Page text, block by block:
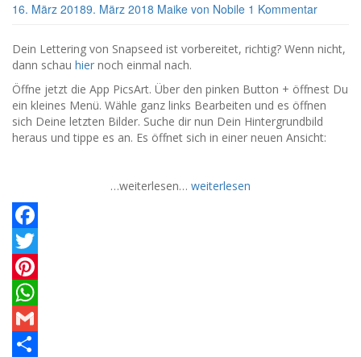
16. März 20189. März 2018 Maike von Nobile 1 Kommentar
Dein Lettering von Snapseed ist vorbereitet, richtig? Wenn nicht,
dann schau hier noch einmal nach.
Öffne jetzt die App PicsArt. Über den pinken Button + öffnest Du
ein kleines Menü. Wähle ganz links Bearbeiten und es öffnen
sich Deine letzten Bilder. Suche dir nun Dein Hintergrundbild
heraus und tippe es an. Es öffnet sich in einer neuen Ansicht:
…weiterlesen… weiterlesen
Facebook
Twitter
Pinterest
WhatsApp
Gmail